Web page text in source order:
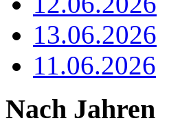
13.06.2026
11.06.2026
Nach Jahren